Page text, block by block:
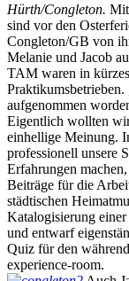
Hürth/Congleton. Mit
sind vor den
Congleton/GB von
Melanie und Jacob
TAM waren in
aufgenommen
Eigentlich wollten
einhellige Meinung.
professionell unsere
Erfahrungen
Beiträge für die
städtischen
Katalogisierung
und entwarf
Quiz für den
experience-room.